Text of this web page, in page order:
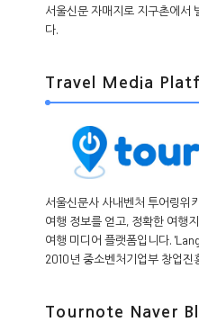
서울신문 자매지로 지구촌에서
다.
Travel Media
서울신문사 사내벤처 투어링위
여행 정보를 얻고, 정확한 여행
여행 미디어 플랫폼입니다.
2010년 중소벤처기업부 창업진
Tournote Naver